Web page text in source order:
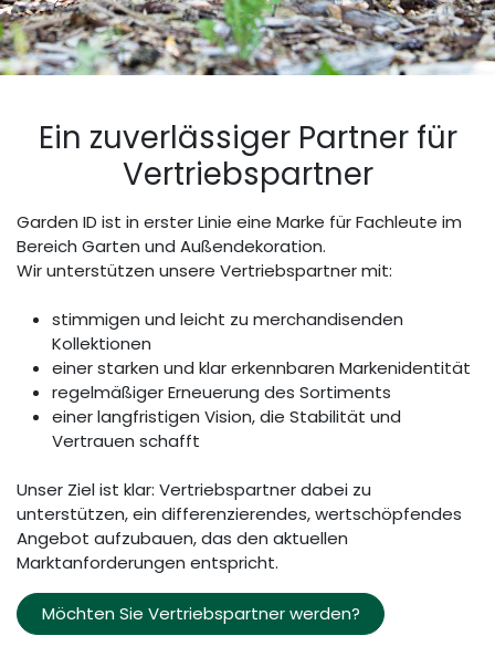
Ein zuverlässiger Partner für
Vertriebspartner
Garden ID ist in erster Linie eine Marke für Fachleute im
Bereich Garten und Außendekoration.
Wir unterstützen unsere Vertriebspartner mit:
stimmigen und leicht zu merchandisenden
Kollektionen
einer starken und klar erkennbaren Markenidentität
regelmäßiger Erneuerung des Sortiments
einer langfristigen Vision, die Stabilität und
Vertrauen schafft
Unser Ziel ist klar: Vertriebspartner dabei zu
unterstützen, ein differenzierendes, wertschöpfendes
Angebot aufzubauen, das den aktuellen
Marktanforderungen entspricht.
Möchten Sie Vertriebspartner werden?